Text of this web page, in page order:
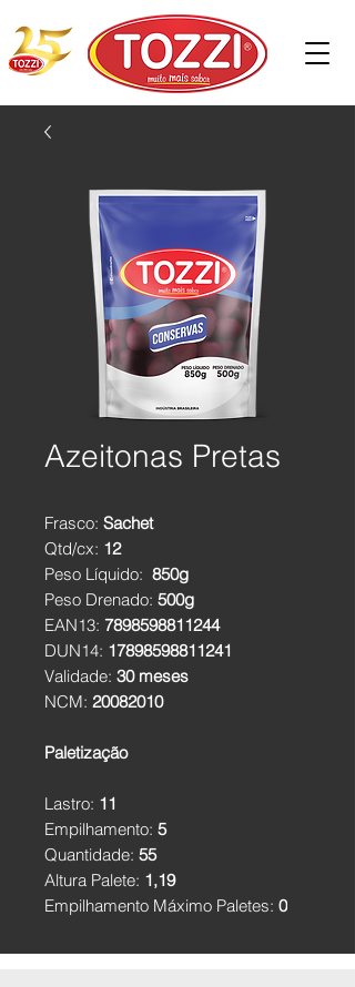
Azeitonas Pretas
Frasco: Sachet
Qtd/cx: 12
Peso Líquido: 850g
Peso Drenado: 500g
EAN13: 7898598811244
DUN14: 17898598811241
Validade: 30 meses
NCM: 20082010
Paletização
Lastro: 11
Empilhamento: 5
Quantidade: 55
Altura Palete: 1,19
Empilhamento Máximo Paletes: 0